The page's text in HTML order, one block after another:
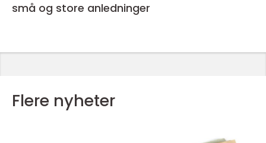
små og store anledninger
Flere nyheter